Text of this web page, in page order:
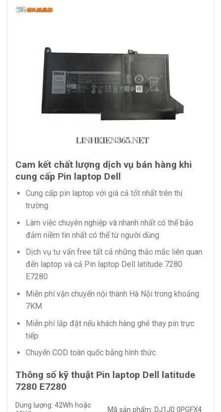
Cam kết chất lượng dịch vụ bán hàng khi
cung cấp Pin laptop Dell
Cung cấp pin laptop với giá cả tốt nhất trên thị
trường
Làm việc chuyên nghiệp và nhanh nhất có thể bảo
đảm niềm tin nhất có thể từ người dùng
Dịch vụ tư vấn free tất cả những thắc mắc liên quan
đến laptop và cả Pin laptop Dell latitude 7280
E7280
Miễn phí vận chuyển nội thành Hà Nội trong khoảng
7KM
Miễn phí lắp đặt nếu khách hàng ghé thay pin trực
tiếp
Chuyển COD toàn quốc bằng hình thức
Thông số kỹ thuật Pin laptop Dell latitude
7280 E7280
Dung lượng: 42Wh hoặc
Mã sản phẩm: DJ1J0 0PGFX4